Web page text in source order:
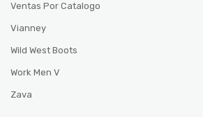
Ventas Por Catalogo
Vianney
Wild West Boots
Work Men V
Zava